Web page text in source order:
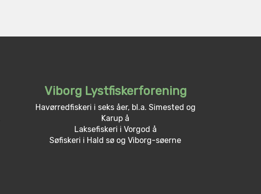
Viborg Lystfiskerforening
Havørredfiskeri i seks åer, bl.a. Simested og
Karup å
Laksefiskeri i Vorgod å
Søfiskeri i Hald sø og Viborg-søerne